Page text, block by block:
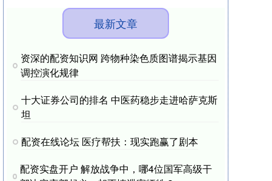
最新文章
资深的配资知识网 跨物种染色质图谱揭示基因
调控演化规律
十大证券公司的排名 中医药稳步走进哈萨克斯
坦
配资在线论坛 医疗帮扶：现实跑赢了剧本
配资实盘开户 解放战争中，哪4位国军高级干